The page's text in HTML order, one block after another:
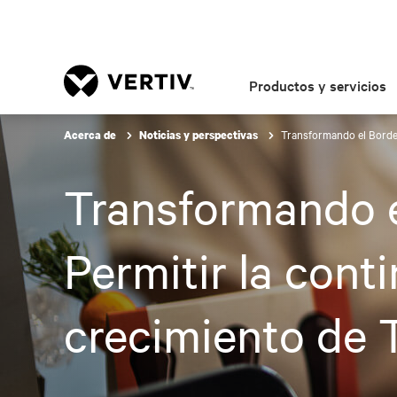
Productos y servicios
Acerca de Noticias y perspectivas Transformando el
Transformando
Permitir la
crecimiento de